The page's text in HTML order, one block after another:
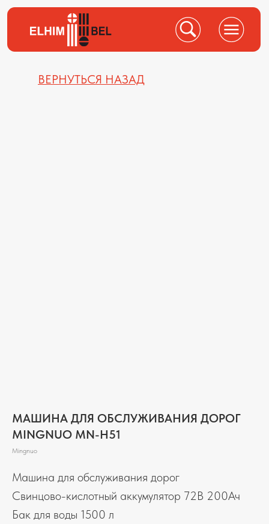
МАШИНА ДЛЯ ОБСЛУЖИВАНИЯ ДОРОГ
MINGNUO MN-H51
Mingnuo
Машина для обслуживания дорог
Свинцово-кислотный аккумулятор 72В 200Ач
Бак для воды 1500 л